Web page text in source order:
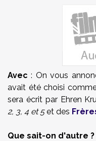
Avec : On vous
avait été choisi
sera écrit par Ehren
2, 3, 4 et 5et des
Que sait-on d'autre ?